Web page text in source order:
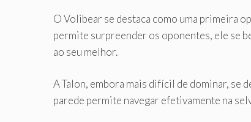
O Volibear se destaca como uma primeira
permite surpreender os oponentes, ele se
ao seu melhor.
A Talon, embora mais difícil de dominar, se
parede permite navegar efetivamente na